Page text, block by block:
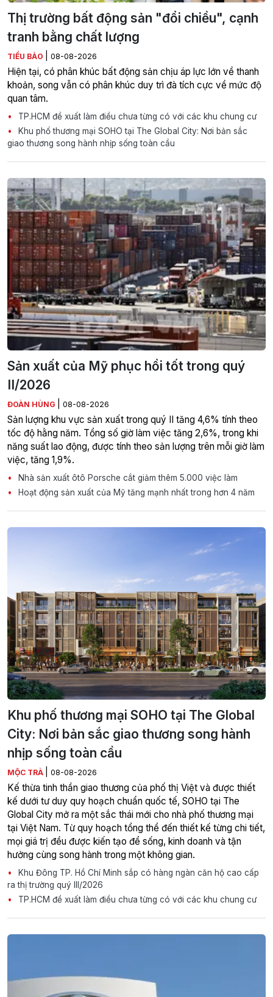
Thị trường bất động sản "đổi chiều", cạnh
tranh bằng chất lượng
TIỂU BẢO 08-08-2026
Hiện tại, có phân khúc bất động sản chịu áp lực lớn về thanh
khoản, song vẫn có phân khúc duy trì đà tích cực về mức độ
quan tâm.
TP.HCM đề xuất làm điều chưa từng có với các khu chung cư
Khu phố thương mại SOHO tại The Global City: Nơi bản sắc
giao thương song hành nhịp sống toàn cầu
Sản xuất của Mỹ phục hồi tốt trong quý
II/2026
ĐOÀN HÙNG 08-08-2026
Sản lượng khu vực sản xuất trong quý II tăng 4,6% tính theo
tốc độ hằng năm. Tổng số giờ làm việc tăng 2,6%, trong khi
năng suất lao động, được tính theo sản lượng trên mỗi giờ làm
việc, tăng 1,9%.
Nhà sản xuất ôtô Porsche cắt giảm thêm 5.000 việc làm
Hoạt động sản xuất của Mỹ tăng mạnh nhất trong hơn 4 năm
Khu phố thương mại SOHO tại The Global
City: Nơi bản sắc giao thương song hành
nhịp sống toàn cầu
MỘC TRÀ 08-08-2026
Kế thừa tinh thần giao thương của phố thị Việt và được thiết
kế dưới tư duy quy hoạch chuẩn quốc tế, SOHO tại The
Global City mở ra một sắc thái mới cho nhà phố thương mại
tại Việt Nam. Từ quy hoạch tổng thể đến thiết kế từng chi tiết,
mọi giá trị đều được kiến tạo để sống, kinh doanh và tận
hưởng cùng song hành trong một không gian.
Khu Đông TP. Hồ Chí Minh sắp có hàng ngàn căn hộ cao cấp
ra thị trường quý III/2026
TP.HCM đề xuất làm điều chưa từng có với các khu chung cư